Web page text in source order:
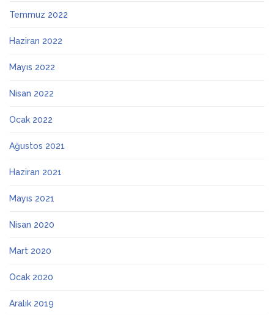
Temmuz 2022
Haziran 2022
Mayıs 2022
Nisan 2022
Ocak 2022
Ağustos 2021
Haziran 2021
Mayıs 2021
Nisan 2020
Mart 2020
Ocak 2020
Aralık 2019